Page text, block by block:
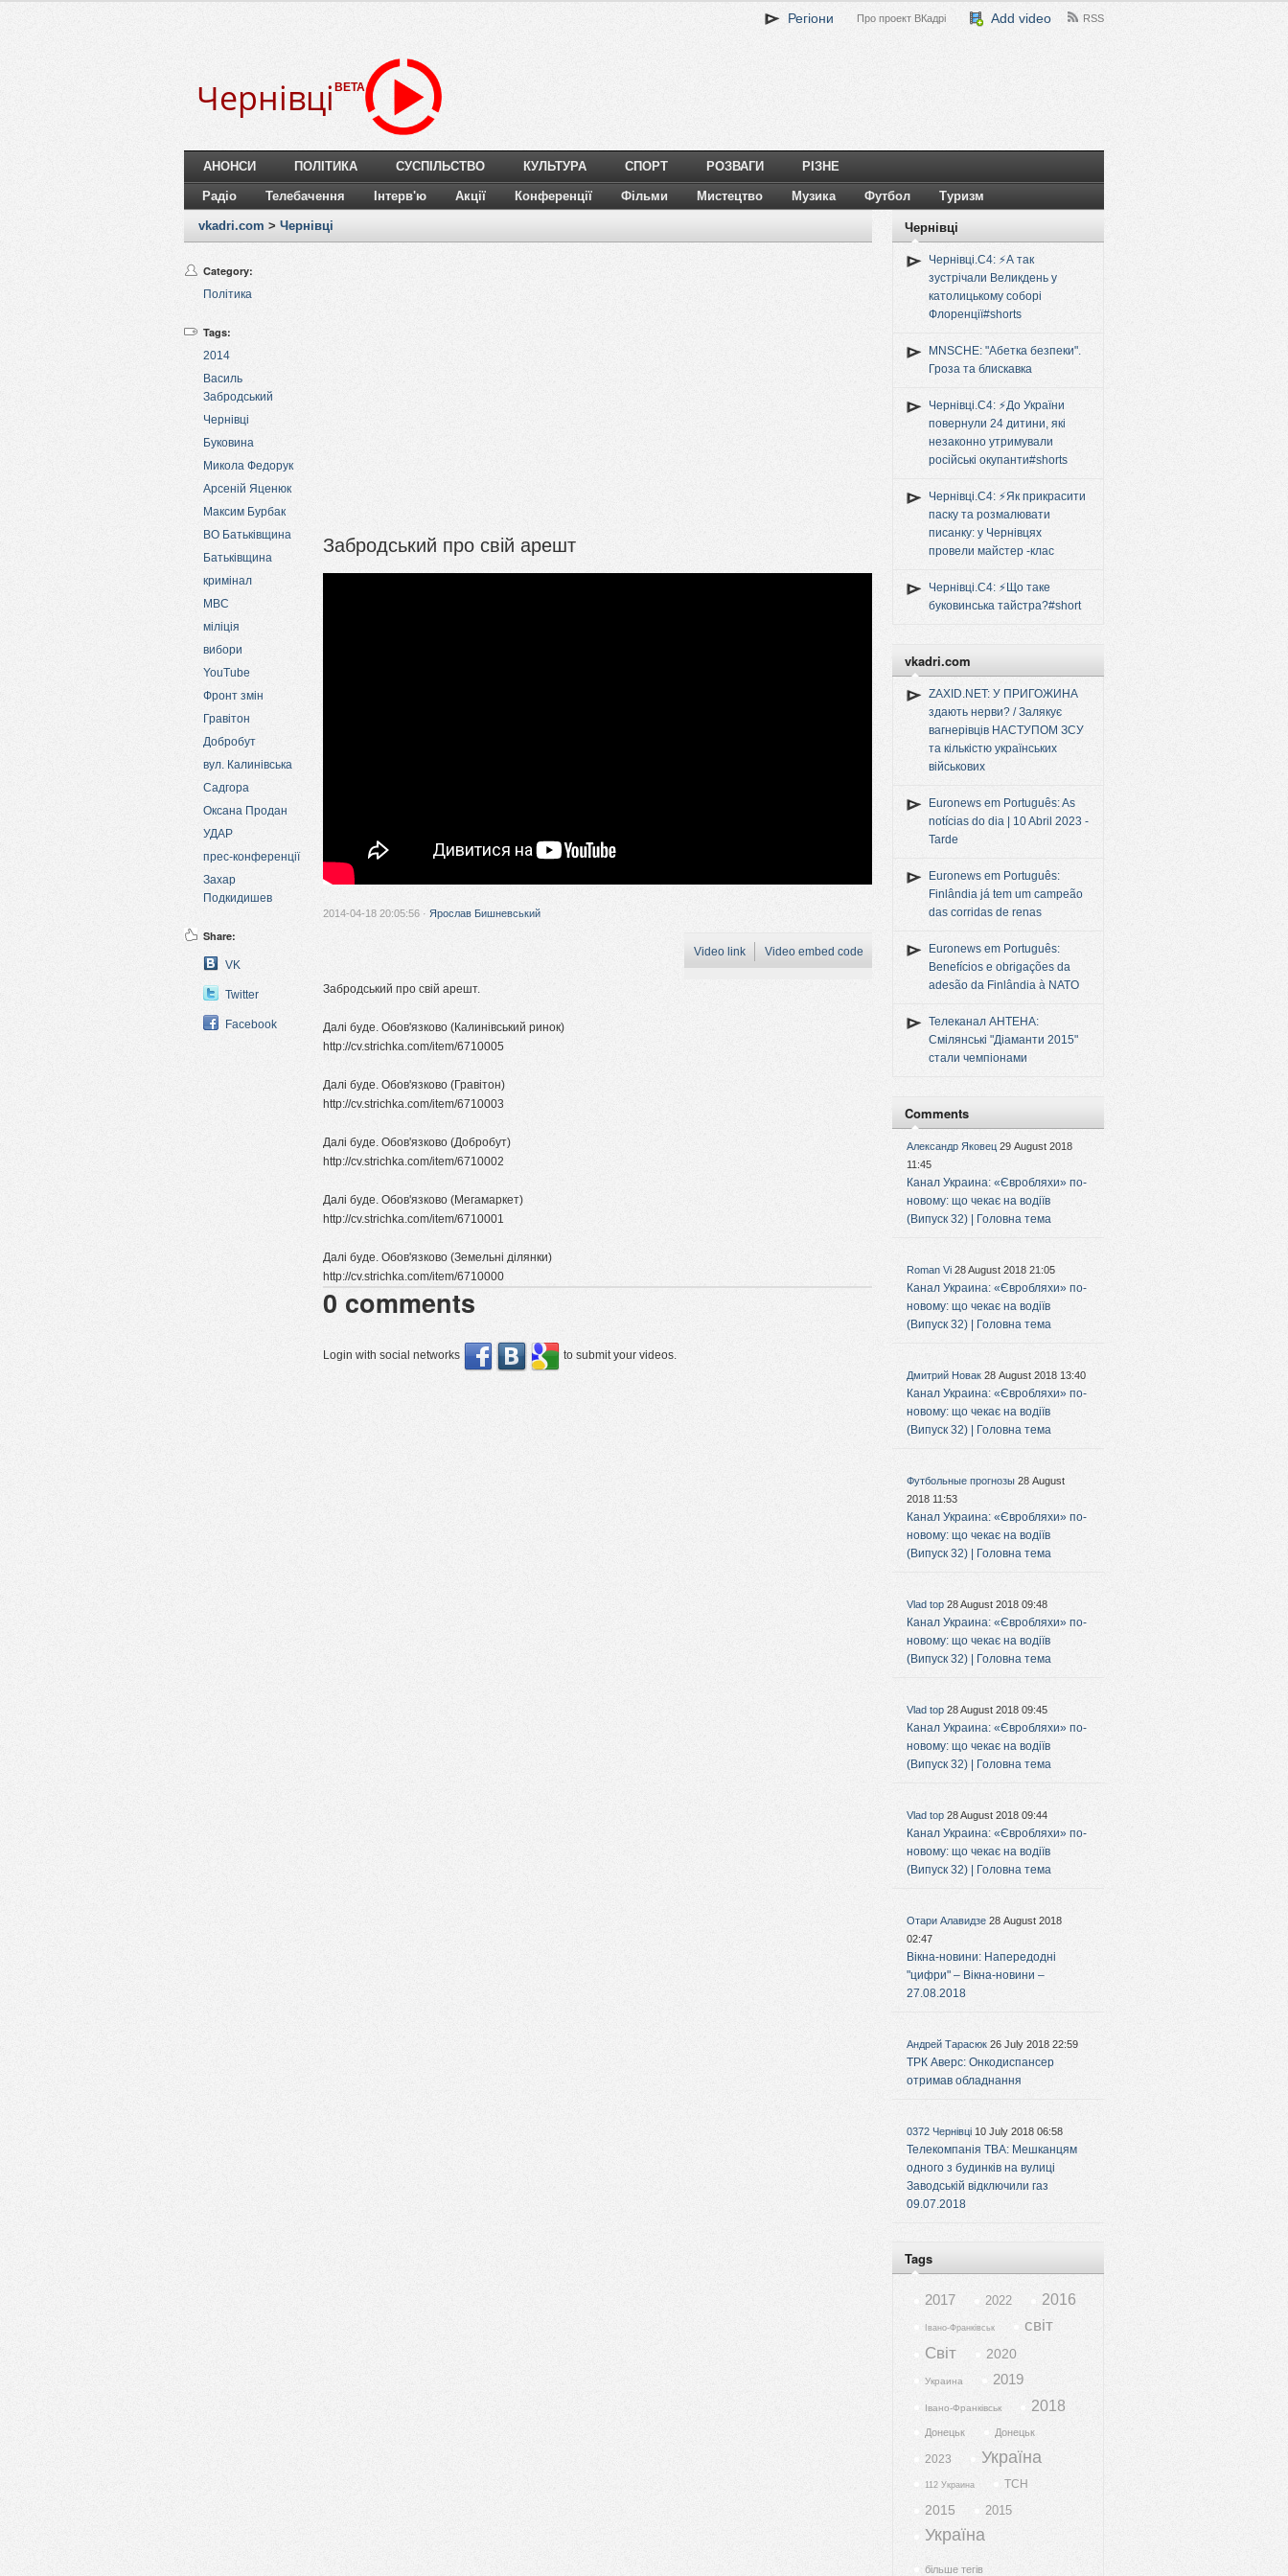
Регіони Про проект ВКадрі Add video RSS
Чернівці BETA
АНОНСИ ПОЛІТИКА СУСПІЛЬСТВО КУЛЬТУРА СПОРТ РОЗВАГИ РІЗНЕ
Радіо Телебачення Інтерв'ю Акції Конференції Фільми Мистецтво Музика Футбол Туризм
vkadri.com > Чернівці
Category:
Політика
Tags:
2014
Василь
Забродський
Чернівці
Буковина
Микола Федорук
Арсеній Яценюк
Максим Бурбак
ВО Батьківщина
Батьківщина
кримінал
МВС
міліція
вибори
YouTube
Фронт змін
Гравітон
Добробут
вул. Калинівська
Садгора
Оксана Продан
УДАР
прес-конференції
Захар
Подкидишев
Share:
VK
Twitter
Facebook
Забродський про свій арешт
2014-04-18 20:05:56 · Ярослав Бишневський
Video link Video embed code
Забродський про свій арешт.
Далі буде. Обов'язково (Калинівський ринок)
http://cv.strichka.com/item/6710005
Далі буде. Обов'язково (Гравітон)
http://cv.strichka.com/item/6710003
Далі буде. Обов'язково (Добробут)
http://cv.strichka.com/item/6710002
Далі буде. Обов'язково (Мегамаркет)
http://cv.strichka.com/item/6710001
Далі буде. Обов'язково (Земельні ділянки)
http://cv.strichka.com/item/6710000
0 comments
Login with social networks to submit your videos.
Чернівці
Чернівці.C4: ⚡️А так
зустрічали Великдень у
католицькому соборі
Флоренції#shorts
MNSCHE: "Абетка безпеки".
Гроза та блискавка
Чернівці.C4: ⚡️До України
повернули 24 дитини, які
незаконно утримували
російські окупанти#shorts
Чернівці.C4: ⚡️Як прикрасити
паску та розмалювати
писанку: у Чернівцях
провели майстер -клас
Чернівці.C4: ⚡️Що таке
буковинська тайстра?#short
vkadri.com
ZAXID.NET: У ПРИГОЖИНА
здають нерви? / Залякує
вагнерівців НАСТУПОМ ЗСУ
та кількістю українських
військових
Euronews em Português: As
notícias do dia | 10 Abril 2023 -
Tarde
Euronews em Português:
Finlândia já tem um campeão
das corridas de renas
Euronews em Português:
Benefícios e obrigações da
adesão da Finlândia à NATO
Телеканал АНТЕНА:
Смілянські "Діаманти 2015"
стали чемпіонами
Comments
Александр Яковец 29 August 2018
11:45
Канал Украина: «Євробляхи» по-
новому: що чекає на водіїв
(Випуск 32) | Головна тема
Roman Vi 28 August 2018 21:05
Канал Украина: «Євробляхи» по-
новому: що чекає на водіїв
(Випуск 32) | Головна тема
Дмитрий Новак 28 August 2018 13:40
Канал Украина: «Євробляхи» по-
новому: що чекає на водіїв
(Випуск 32) | Головна тема
Футбольные прогнозы 28 August
2018 11:53
Канал Украина: «Євробляхи» по-
новому: що чекає на водіїв
(Випуск 32) | Головна тема
Vlad top 28 August 2018 09:48
Канал Украина: «Євробляхи» по-
новому: що чекає на водіїв
(Випуск 32) | Головна тема
Vlad top 28 August 2018 09:45
Канал Украина: «Євробляхи» по-
новому: що чекає на водіїв
(Випуск 32) | Головна тема
Vlad top 28 August 2018 09:44
Канал Украина: «Євробляхи» по-
новому: що чекає на водіїв
(Випуск 32) | Головна тема
Отари Алавидзе 28 August 2018
02:47
Вікна-новини: Напередодні
"цифри" – Вікна-новини –
27.08.2018
Андрей Тарасюк 26 July 2018 22:59
ТРК Аверс: Онкодиспансер
отримав обладнання
0372 Чернівці 10 July 2018 06:58
Телекомпанія ТВА: Мешканцям
одного з будинків на вулиці
Заводській відключили газ
09.07.2018
Tags
2017 2022 2016
Івано-Франківськ
світ
Світ
2020
Украина 2019
Івано-Франківськ 2018
Донецьк Донецьк
2023 Україна
112 Украина ТСН
2015 2015
Україна
більше тегів